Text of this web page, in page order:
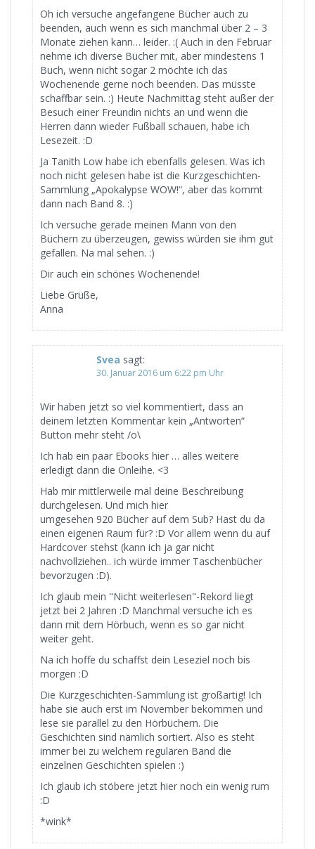
Oh ich versuche angefangene Bücher auch zu
beenden, auch wenn es sich manchmal über 2 – 3
Monate ziehen kann… leider. :( Auch in den Februar
nehme ich diverse Bücher mit, aber mindestens 1
Buch, wenn nicht sogar 2 möchte ich das
Wochenende gerne noch beenden. Das müsste
schaffbar sein. :) Heute Nachmittag steht außer der
Besuch einer Freundin nichts an und wenn die
Herren dann wieder Fußball schauen, habe ich
Lesezeit. :D
Ja Tanith Low habe ich ebenfalls gelesen. Was ich
noch nicht gelesen habe ist die Kurzgeschichten-
Sammlung „Apokalypse WOW!“, aber das kommt
dann nach Band 8. :)
Ich versuche gerade meinen Mann von den
Büchern zu überzeugen, gewiss würden sie ihm gut
gefallen. Na mal sehen. :)
Dir auch ein schönes Wochenende!
Liebe Grüße,
Anna
Svea sagt:
30. Januar 2016 um 6:22 pm Uhr
Wir haben jetzt so viel kommentiert, dass an
deinem letzten Kommentar kein „Antworten“
Button mehr steht /o\
Ich hab ein paar Ebooks hier … alles weitere
erledigt dann die Onleihe. <3
Hab mir mittlerweile mal deine Beschreibung
durchgelesen. Und mich hier
umgesehen 920 Bücher auf dem Sub? Hast du da
einen eigenen Raum für? :D Vor allem wenn du auf
Hardcover stehst (kann ich ja gar nicht
nachvollziehen.. ich würde immer Taschenbücher
bevorzugen :D).
Ich glaub mein "Nicht weiterlesen"-Rekord liegt
jetzt bei 2 Jahren :D Manchmal versuche ich es
dann mit dem Hörbuch, wenn es so gar nicht
weiter geht.
Na ich hoffe du schaffst dein Leseziel noch bis
morgen :D
Die Kurzgeschichten-Sammlung ist großartig! Ich
habe sie auch erst im November bekommen und
lese sie parallel zu den Hörbüchern. Die
Geschichten sind nämlich sortiert. Also es steht
immer bei zu welchem regulären Band die
einzelnen Geschichten spielen :)
Ich glaub ich stöbere jetzt hier noch ein wenig rum
:D
*wink*